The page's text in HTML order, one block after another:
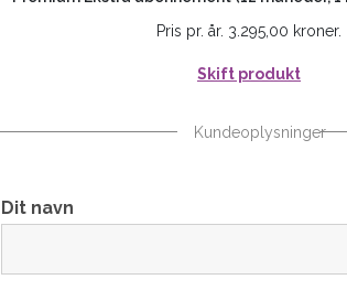
Pris pr. år. 3.295,00 kroner.
Skift produkt
Kundeoplysninger
Dit navn